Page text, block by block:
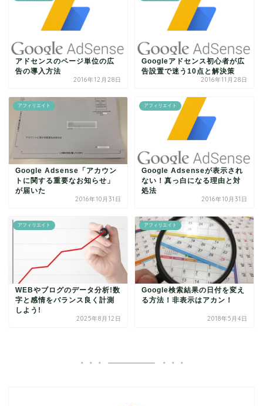
アドセンスのページ単位の広
告の導入方法
2016年12月28日
Googleアドセンス初心者が広
告設置で迷う10点と解決策
2016年11月28日
アフィリエイト
Google Adsense「アカウン
トに関する重要なお知らせ」
が届いた
2016年10月31日
アフィリエイト
Google Adsenseが表示され
ない！真っ白になる理由と対
処法
2016年10月31日
アフィリエイト
WEBやブログのデータ分析!数
字と感情をバランス良く計測
しよう!
2025年8月12日
アフィリエイト
Google検索結果の日付を変え
る方法！非表示はアカン！
2018年5月4日